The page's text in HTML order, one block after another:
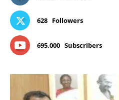
628 Followers
695,000 Subscribers